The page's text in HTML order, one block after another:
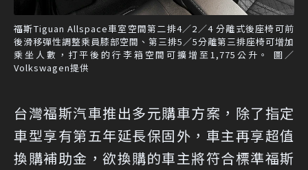
福斯Tiguan Allspace車室空間第二排4／2／4 分離式後座椅可前
後滑移彈性調整乘員膝部空間、第三排5／5分離第三排座椅可增加
乘坐人數，打平後的行李箱空間可擴增至1,775公升。 圖／
Volkswagen提供
台灣福斯汽車推出多元購車方案，除了指定
車型享有第五年延長保固外，車主再享超值
換購補助金，欲換購的車主將符合標準福斯